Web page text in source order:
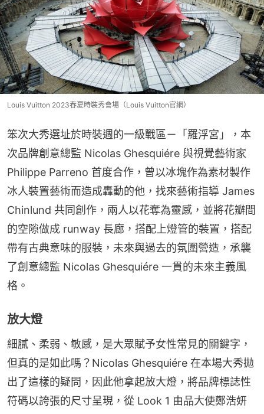
Louis Vuitton 2023春夏時裝秀會場（Louis Vuitton官網）
笨次大秀選址於時裝週的一級戰區－「羅浮宮」，本
次品牌創意總監 Nicolas Ghesquiére 與視覺藝術家
Philippe Parreno 首度合作，曾以冰塊作為素材製作
冰人裝置藝術而造成轟動的他，找來藝術指導 James
Chinlund 共同創作，兩人以花奪為靈感，並將花瓣間
的空隙做成 runway 長廊，搭配上燈管的裝置，搭配
帶有古典意味的服裝，未來與過去的氛圍營造，承襲
了創意總監 Nicolas Ghesquiére 一貫的未來主義風
格。
放大燈
細膩、柔弱、敏感，是大眾賦予女性常見的關鍵字，
但真的是如此嗎？Nicolas Ghesquiére 在本場大秀拋
出了這樣的疑問，因此他拿起放大燈，將品牌標誌性
符碼以誇張的尺寸呈現，從 Look 1 由品大使鄭浩妍